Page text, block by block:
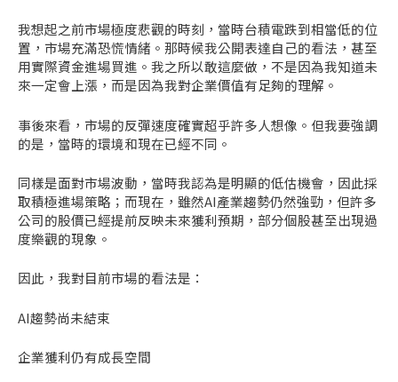
我想起之前市場極度悲觀的時刻，當時台積電跌到相當低的位
置，市場充滿恐慌情緒。那時候我公開表達自己的看法，甚至
用實際資金進場買進。我之所以敢這麼做，不是因為我知道未
來一定會上漲，而是因為我對企業價值有足夠的理解。
事後來看，市場的反彈速度確實超乎許多人想像。但我要強調
的是，當時的環境和現在已經不同。
同樣是面對市場波動，當時我認為是明顯的低估機會，因此採
取積極進場策略；而現在，雖然AI產業趨勢仍然強勁，但許多
公司的股價已經提前反映未來獲利預期，部分個股甚至出現過
度樂觀的現象。
因此，我對目前市場的看法是：
AI趨勢尚未結束
企業獲利仍有成長空間